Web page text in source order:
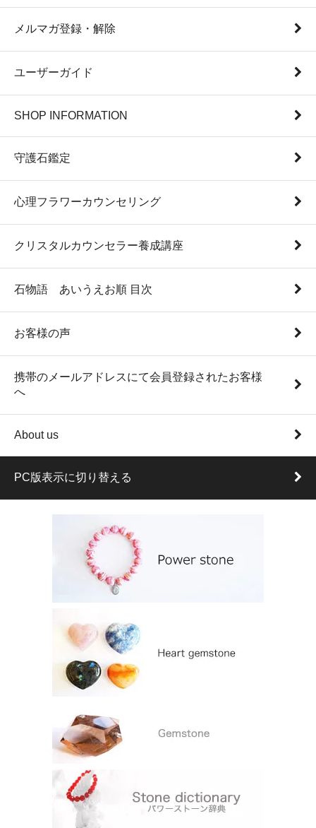
メルマガ登録・解除
ユーザーガイド
SHOP INFORMATION
守護石鑑定
心理フラワーカウンセリング
クリスタルカウンセラー養成講座
石物語 あいうえお順 目次
お客様の声
携帯のメールアドレスにて会員登録されたお客様
へ
About us
PC版表示に切り替える